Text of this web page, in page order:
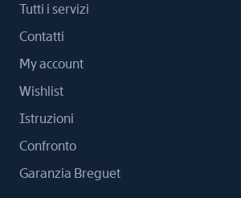
Tutti i servizi
Contatti
My account
Wishlist
Istruzioni
Confronto
Garanzia Breguet